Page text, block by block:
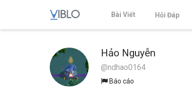
Bài Viết Hỏi Đáp
Hảo Nguyễn
@ndhao0164
Báo cáo